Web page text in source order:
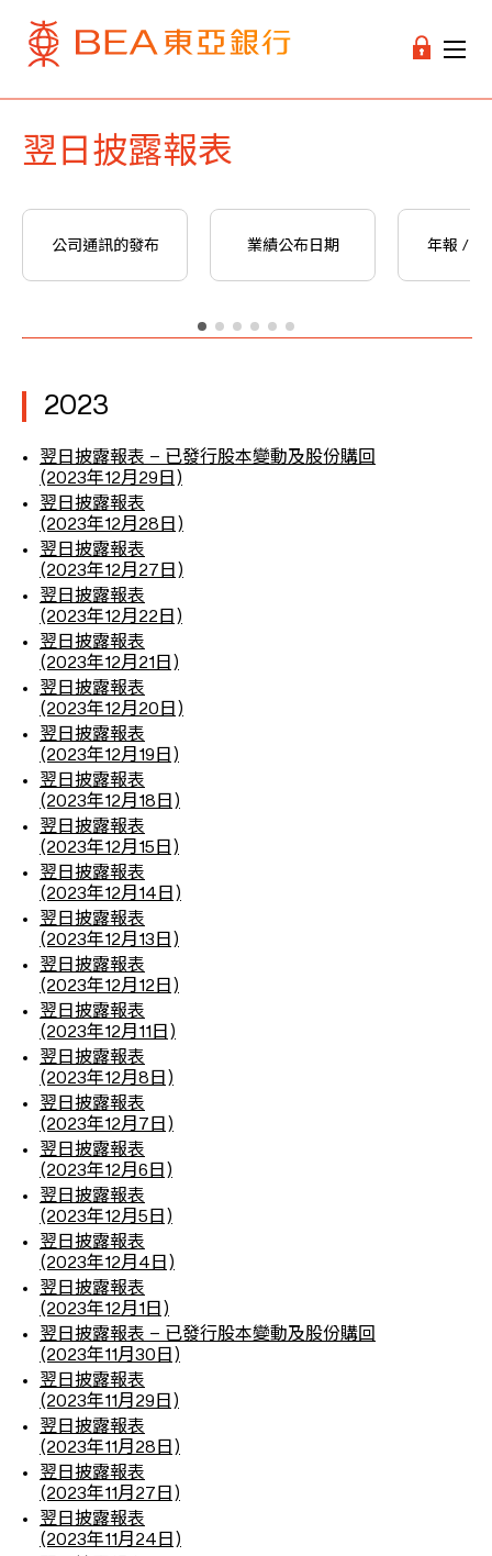
翌日披露報表
公司通訊的發布 業績公布日期 年報 / 中
2023
翌日披露報表 – 已發行股本變動及股份購回
(2023年12月29日)
翌日披露報表
(2023年12月28日)
翌日披露報表
(2023年12月27日)
翌日披露報表
(2023年12月22日)
翌日披露報表
(2023年12月21日)
翌日披露報表
(2023年12月20日)
翌日披露報表
(2023年12月19日)
翌日披露報表
(2023年12月18日)
翌日披露報表
(2023年12月15日)
翌日披露報表
(2023年12月14日)
翌日披露報表
(2023年12月13日)
翌日披露報表
(2023年12月12日)
翌日披露報表
(2023年12月11日)
翌日披露報表
(2023年12月8日)
翌日披露報表
(2023年12月7日)
翌日披露報表
(2023年12月6日)
翌日披露報表
(2023年12月5日)
翌日披露報表
(2023年12月4日)
翌日披露報表
(2023年12月1日)
翌日披露報表 – 已發行股本變動及股份購回
(2023年11月30日)
翌日披露報表
(2023年11月29日)
翌日披露報表
(2023年11月28日)
翌日披露報表
(2023年11月27日)
翌日披露報表
(2023年11月24日)